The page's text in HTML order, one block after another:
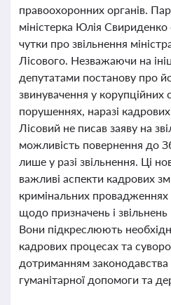
правоохоронних органів.
міністерка Юлія Свириденко
чутки про звільнення
Лісового. Незважаючи на
депутатами постанову про
звинувачення у корупційних
порушеннях, наразі кадрових
Лісовий не писав заяву на
можливість повернення до
лише у разі звільнення. Ці
важливі аспекти кадрових
кримінальних провадженнях
щодо призначень і
Вони підкреслюють
кадрових процесах та
дотриманням законодавства
гуманітарної допомоги та